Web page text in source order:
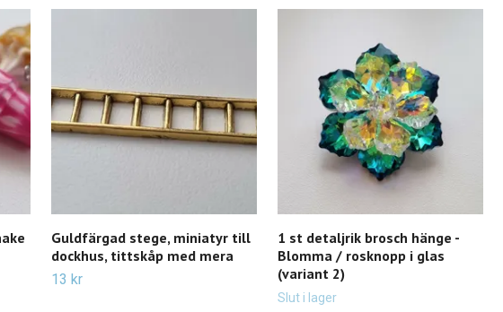
Guldfärgad stege, miniatyr till
dockhus, tittskåp med mera
13 kr
1 st detaljrik brosch hänge -
Blomma / rosknopp i glas
(variant 2)
Slut i lager